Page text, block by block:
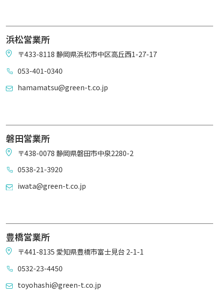
浜松営業所
〒433-8118 静岡県浜松市中区高丘西1-27-17
053-401-0340
hamamatsu@green-t.co.jp
磐田営業所
〒438-0078 静岡県磐田市中泉2280-2
0538-21-3920
iwata@green-t.co.jp
豊橋営業所
〒441-8135 愛知県豊橋市富士見台 2-1-1
0532-23-4450
toyohashi@green-t.co.jp